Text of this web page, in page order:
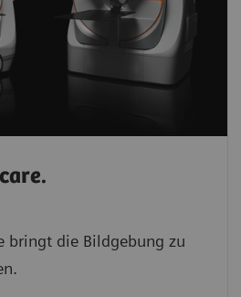
bringt die Bildgebung zu